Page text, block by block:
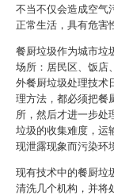
不当不仅会造成空气
正常生活，具有危害
餐厨垃圾作为城市垃
场所：居民区、饭店
外餐厨垃圾处理技术
理方法，都必须把餐
所，然后才进一步处
垃圾的收集难度，运
现泄露现象而污染环
现有技术中的餐厨垃
清洗几个机构，并将